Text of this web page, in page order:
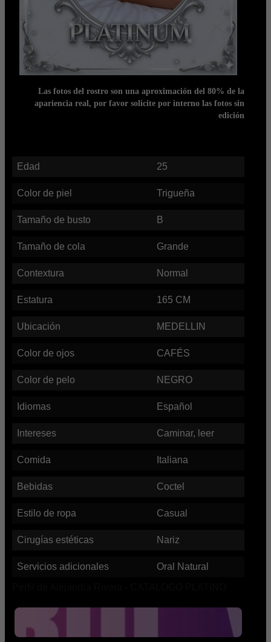
Las fotos del rostro son una aproximación del 80% de la
apariencia real, por favor solicite por interno las fotos sin
edición
Edad 25
Color de piel Trigueña
Tamaño de busto B
Tamaño de cola Grande
Contextura Normal
Estatura 165 CM
Ubicación MEDELLIN
Color de ojos CAFÉS
Color de pelo NEGRO
Idiomas Español
Intereses Caminar, leer
Comida Italiana
Bebidas Coctel
Estilo de ropa Casual
Cirugías estéticas Nariz
Servicios adicionales Oral Natural